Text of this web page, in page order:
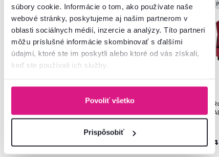
súbory cookie. Informácie o tom, ako používate naše
webové stránky, poskytujeme aj našim partnerom v
oblasti sociálnych médií, inzercie a analýzy. Títo partneri
môžu príslušné informácie skombinovať s ďalšími
údajmi, ktoré ste im poskytli alebo ktoré od vás získali,
keď ste používali ich služby.
Povoliť všetko
Prispôsobiť
Rozkladacia pohovka, ružová,
ALADA
Rozkladacia pohovka, sivá,